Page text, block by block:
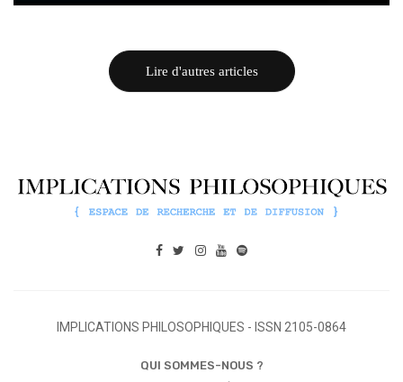
Lire d'autres articles
IMPLICATIONS PHILOSOPHIQUES - ISSN 2105-0864
QUI SOMMES-NOUS ?